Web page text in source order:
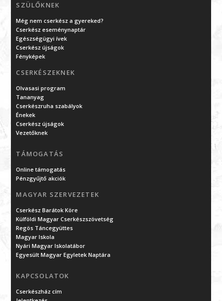
SZÜLŐKNEK
Még nem cserkész a gyereked?
Cserkész eseménynaptár
Egészségügyi ívek
Cserkész újságok
Fényképek
CSERKÉSZEKNEK
Olvasasi program
Tananyag
Cserkészruha szabályok
Énekek
Cserkész újságok
Vezetőknek
TÁMOGATÁS
Online támogatás
Pénzgyűjtő akciók
MAGYAR SZERVEZETEK
Cserkész Barátok Köre
Külföldi Magyar Cserkészszövetség
Regös Táncegyüttes
Magyar Iskola
Nyári Magyar Iskolatábor
Egyesült Magyar Egyletek Naptára
KAPCSOLATOK
Cserkészház cím